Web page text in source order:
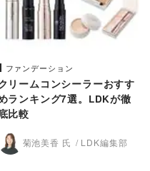
ファンデーション
リームコンシーラーおすす
ランキング7選。LDKが徹
比較
菊池美香 氏 LDK編集部